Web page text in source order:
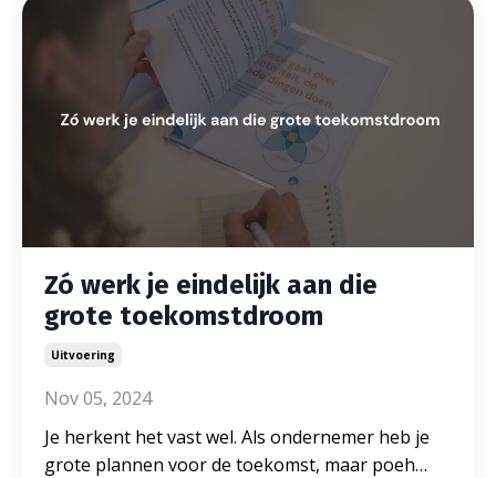
Zó werk je eindelijk aan die
grote toekomstdroom
Uitvoering
Nov 05, 2024
Je herkent het vast wel. Als ondernemer heb je
grote plannen voor de toekomst, maar poeh…